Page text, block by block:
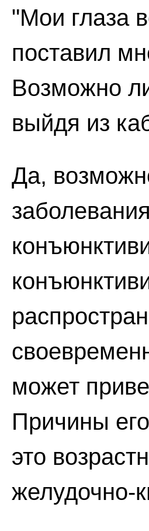
"Мои глаза
поставил
Возможно
выйдя из
Да,
может
Причины
это
желудочно-